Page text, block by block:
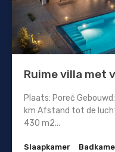
Ruime villa met
Plaats: Poreč
km Afstand tot de
430 m2...
Slaapkamer